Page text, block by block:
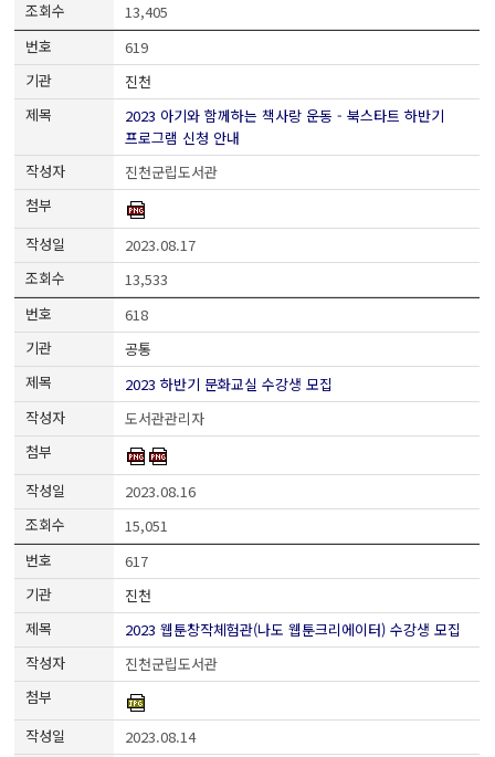
13,405
619
진천
2023 아기와 함께하는 책사랑 운동 - 북스타트 하반기
프로그램 신청 안내
진천군립도서관
2023.08.17
13,533
618
공통
2023 하반기 문화교실 수강생 모집
도서관관리자
2023.08.16
15,051
617
진천
2023 웹툰창작체험관(나도 웹툰크리에이터) 수강생 모집
진천군립도서관
2023.08.14